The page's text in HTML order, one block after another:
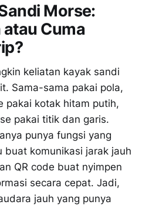
Morse:
Cuma
keliatan kayak sandi
Sama-sama pakai pola,
pakai kotak hitam putih,
pakai titik dan garis.
punya fungsi yang
buat komunikasi jarak jauh
QR code buat nyimpen
secara cepat. Jadi,
jauh yang punya